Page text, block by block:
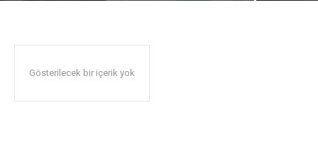
Gösterilecek bir içerik yok